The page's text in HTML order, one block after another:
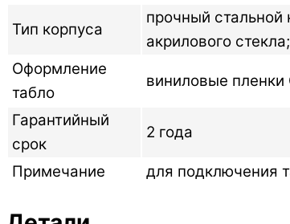
Тип корпуса
прочный
акрилового
Оформление
табло
виниловые
Гарантийный
срок
2 года
Примечание для подключения